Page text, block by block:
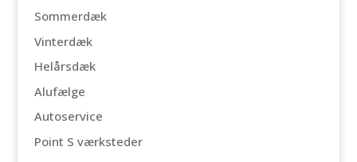
Sommerdæk
Vinterdæk
Helårsdæk
Alufælge
Autoservice
Point S værksteder